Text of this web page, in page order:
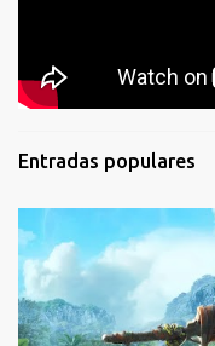
Entradas populares